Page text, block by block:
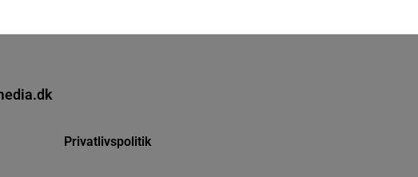
Privatlivspolitik